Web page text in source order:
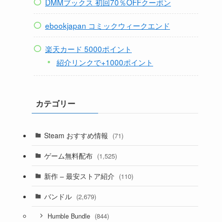
ebookjapan コミックウィークエンド
楽天カード 5000ポイント
紹介リンクで+1000ポイント
カテゴリー
Steam おすすめ情報 (71)
ゲーム無料配布 (1,525)
新作 – 最安ストア紹介 (110)
バンドル (2,679)
Humble Bundle (844)